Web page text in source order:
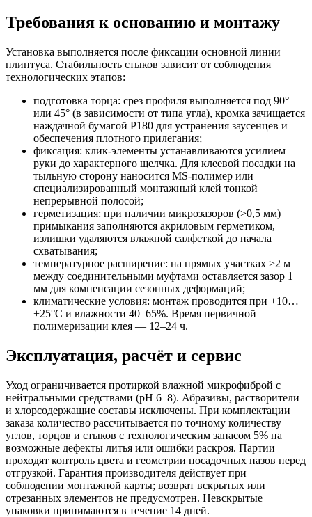
Требования к основанию и монтажу
Установка выполняется после фиксации основной линии
плинтуса. Стабильность стыков зависит от соблюдения
технологических этапов:
подготовка торца: срез профиля выполняется под 90°
или 45° (в зависимости от типа угла), кромка зачищается
наждачной бумагой P180 для устранения заусенцев и
обеспечения плотного прилегания;
фиксация: клик-элементы устанавливаются усилием
руки до характерного щелчка. Для клеевой посадки на
тыльную сторону наносится MS-полимер или
специализированный монтажный клей тонкой
непрерывной полосой;
герметизация: при наличии микрозазоров (>0,5 мм)
примыкания заполняются акриловым герметиком,
излишки удаляются влажной салфеткой до начала
схватывания;
температурное расширение: на прямых участках >2 м
между соединительными муфтами оставляется зазор 1
мм для компенсации сезонных деформаций;
климатические условия: монтаж проводится при +10…
+25°C и влажности 40–65%. Время первичной
полимеризации клея — 12–24 ч.
Эксплуатация, расчёт и сервис
Уход ограничивается протиркой влажной микрофиброй с
нейтральными средствами (pH 6–8). Абразивы, растворители
и хлорсодержащие составы исключены. При комплектации
заказа количество рассчитывается по точному количеству
углов, торцов и стыков с технологическим запасом 5% на
возможные дефекты литья или ошибки раскроя. Партии
проходят контроль цвета и геометрии посадочных пазов перед
отгрузкой. Гарантия производителя действует при
соблюдении монтажной карты; возврат вскрытых или
отрезанных элементов не предусмотрен. Невскрытые
упаковки принимаются в течение 14 дней.